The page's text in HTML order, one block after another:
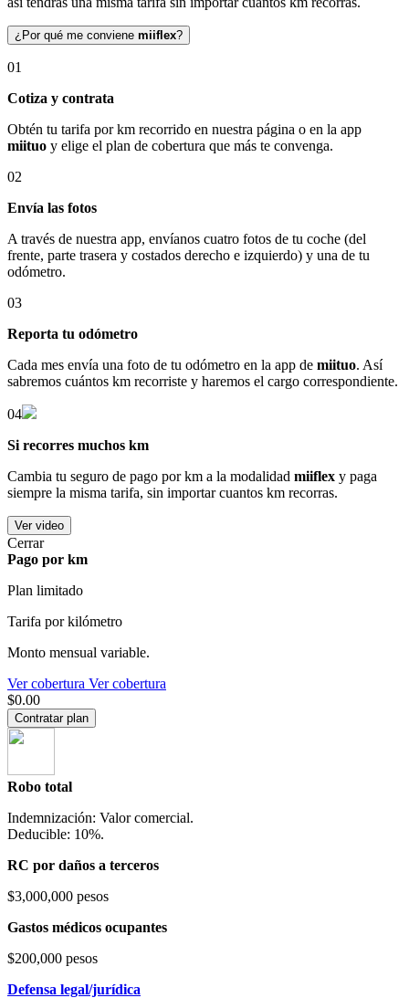
¿Por qué me conviene miiflex?
01
Cotiza y contrata
Obtén tu tarifa por km recorrido en nuestra página o en la app
miituo y elige el plan de cobertura que más te convenga.
02
Envía las fotos
A través de nuestra app, envíanos cuatro fotos de tu coche (del
frente, parte trasera y costados derecho e izquierdo) y una de tu
odómetro.
03
Reporta tu odómetro
Cada mes envía una foto de tu odómetro en la app de miituo. Así
sabremos cuántos km recorriste y haremos el cargo correspondiente.
04
Si recorres muchos km
Cambia tu seguro de pago por km a la modalidad miiflex y paga
siempre la misma tarifa, sin importar cuantos km recorras.
Ver video
Cerrar
Pago por km
Plan limitado
Tarifa por kilómetro
Monto mensual variable.
Ver cobertura Ver cobertura
$0.00
Contratar plan
Robo total
Indemnización: Valor comercial.
Deducible: 10%.
RC por daños a terceros
$3,000,000 pesos
Gastos médicos ocupantes
$200,000 pesos
Defensa legal/jurídica